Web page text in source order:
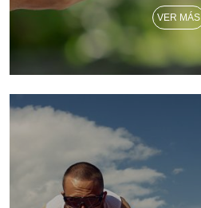
VER MÁS